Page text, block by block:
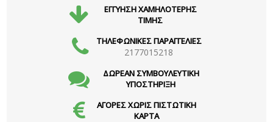
ΕΓΓΥΗΣΗ ΧΑΜΗΛΟΤΕΡΗΣ
ΤΙΜΗΣ
ΤΗΛΕΦΩΝΙΚΕΣ ΠΑΡΑΓΓΕΛΙΕΣ
2177015218
ΔΩΡΕΑΝ ΣΥΜΒΟΥΛΕΥΤΙΚΗ
ΥΠΟΣΤΗΡΙΞΗ
ΑΓΟΡΕΣ ΧΩΡΙΣ ΠΙΣΤΩΤΙΚΗ
ΚΑΡΤΑ